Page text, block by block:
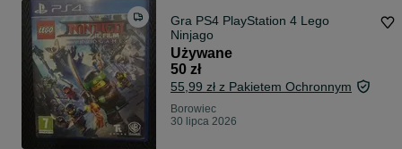
Gra PS4 PlayStation 4 Lego
Ninjago
Używane
50 zł
55,99 zł z Pakietem Ochronnym
Borowiec
30 lipca 2026